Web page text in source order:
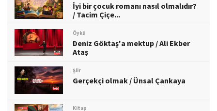
İyi bir çocuk romanı nasıl olmalıdır?
/ Tacim Çiçe...
Öykü
Deniz Göktaş'a mektup / Ali Ekber
Ataş
Şiir
Gerçekçi olmak / Ünsal Çankaya
Kitap